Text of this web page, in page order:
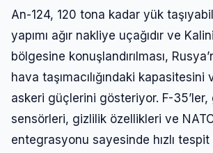
An-124, 120 tona kadar yük
yapımı ağır nakliye uçağıdır ve
bölgesine konuşlandırılması,
hava taşımacılığındaki
askeri güçlerini gösteriyor. F-35’ler,
sensörleri, gizlilik özellikleri ve
entegrasyonu sayesinde hızlı